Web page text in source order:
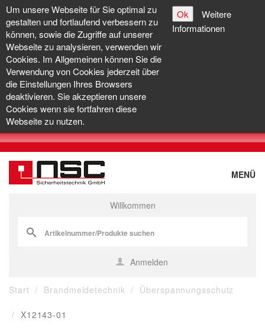
Um unsere Webseite für Sie optimal zu
gestalten und fortlaufend verbessern zu
können, sowie die Zugriffe auf unserer
Webseite zu analysieren, verwenden wir
Cookies. Im Allgemeinen können Sie die
Verwendung von Cookies jederzeit über
die Einstellungen Ihres Browsers
deaktivieren. Sie akzeptieren unsere
Cookies wenn sie fortfahren diese
Webseite zu nutzen.
Ok
Weitere
Informationen
MENÜ
Willkommen
Anmelden
Start Brandmeldetechnik Überspannungsschutz
X12143-01